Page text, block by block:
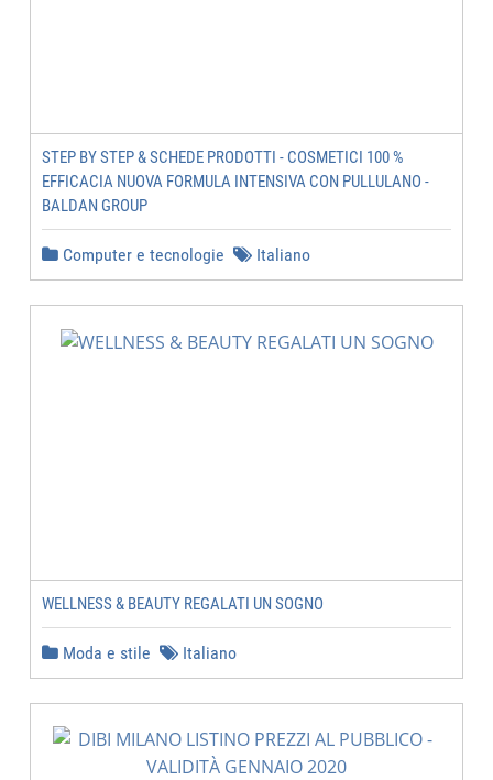
STEP BY STEP & SCHEDE PRODOTTI - COSMETICI 100 %
EFFICACIA NUOVA FORMULA INTENSIVA CON PULLULANO -
BALDAN GROUP
Computer e tecnologie Italiano
WELLNESS & BEAUTY REGALATI UN SOGNO
Moda e stile Italiano